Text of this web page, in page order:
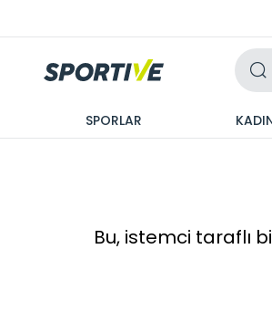
SPORLAR
Bu, istemci taraflı